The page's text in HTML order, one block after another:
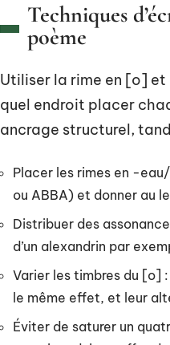
Techniques
poème
Utiliser la rime en [o] et
quel endroit placer
ancrage structurel,
Placer les rimes en -
ou ABBA) et donner au
Distribuer des
d’un alexandrin par
Varier les timbres du [o]
le même effet, et leur
Éviter de saturer un